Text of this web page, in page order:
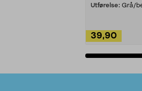
Utførelse: Grå/
39,90